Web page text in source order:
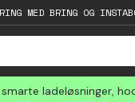
MED BRING OG
ladeløsninger,